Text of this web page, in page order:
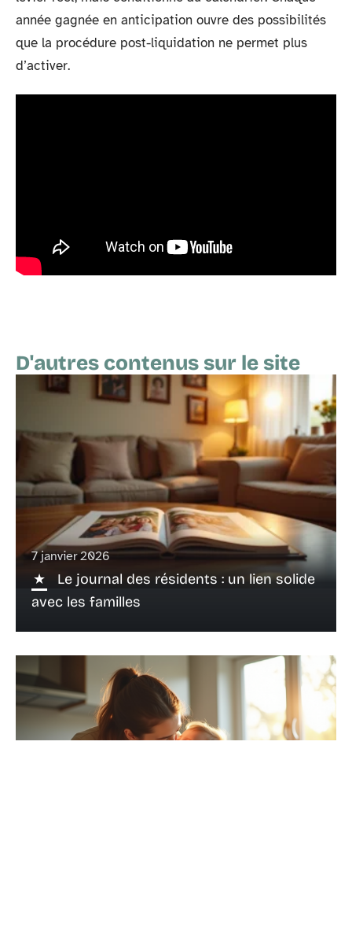
année gagnée en anticipation ouvre des possibilités
que la procédure post-liquidation ne permet plus
d’activer.
D'autres contenus sur le site
7 janvier 2026
Le journal des résidents : un lien solide
avec les familles